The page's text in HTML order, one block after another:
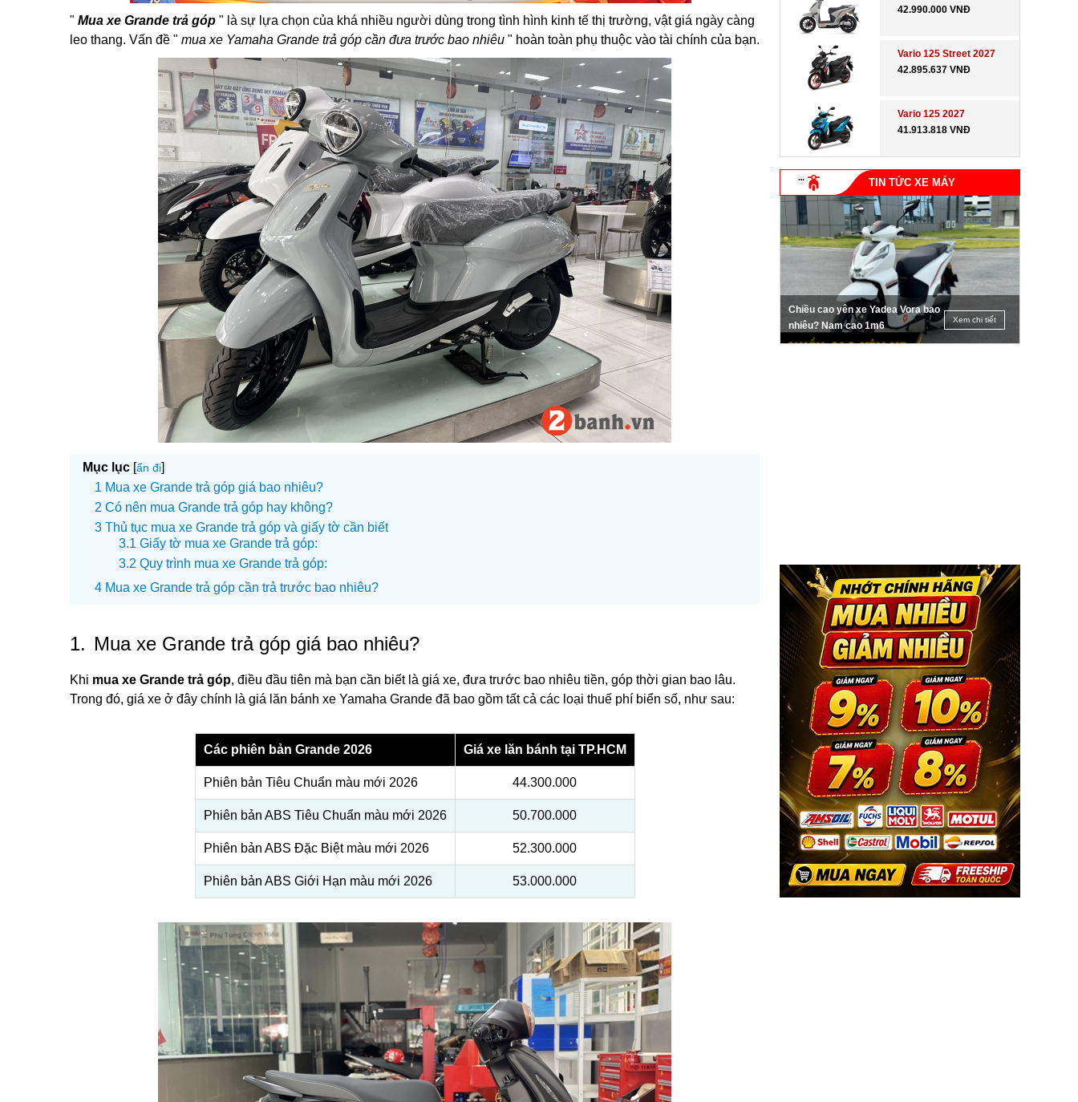
" Mua xe Grande trả góp " là sự lựa chọn của khá nhiều người dùng trong tình hình kinh tế thị trường, vật giá ngày càng
leo thang. Vấn đề " mua xe Yamaha Grande trả góp cần đưa trước bao nhiêu " hoàn toàn phụ thuộc vào tài chính của bạn.
Mục lục [ẩn đi]
Mua xe Grande trả góp giá bao nhiêu?
Có nên mua Grande trả góp hay không?
Thủ tục mua xe Grande trả góp và giấy tờ cần biết
Giấy tờ mua xe Grande trả góp:
Quy trình mua xe Grande trả góp:
Mua xe Grande trả góp cần trả trước bao nhiêu?
1. Mua xe Grande trả góp giá bao nhiêu?
Khi mua xe Grande trả góp, điều đầu tiên mà bạn cần biết là giá xe, đưa trước bao nhiêu tiền, góp thời gian bao lâu.
Trong đó, giá xe ở đây chính là giá lăn bánh xe Yamaha Grande đã bao gồm tất cả các loại thuế phí biển số, như sau:
Các phiên bản Grande 2026 Giá xe lăn bánh tại TP.HCM
Phiên bản Tiêu Chuẩn màu mới 2026 44.300.000
Phiên bản ABS Tiêu Chuẩn màu mới 2026 50.700.000
Phiên bản ABS Đặc Biệt màu mới 2026 52.300.000
Phiên bản ABS Giới Hạn màu mới 2026 53.000.000
42.990.000 VNĐ
Vario 125 Street 2027
42.895.637 VNĐ
Vario 125 2027
41.913.818 VNĐ
TIN TỨC XE MÁY
Chiều cao yên xe Yadea Vora bao
nhiêu? Nam cao 1m6
Xem chi tiết